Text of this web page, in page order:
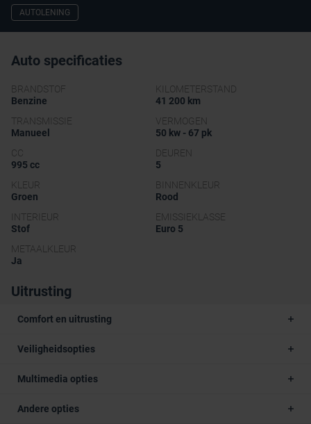
AUTOLENING
Auto specificaties
BRANDSTOF
Benzine
KILOMETERSTAND
41 200 km
TRANSMISSIE
Manueel
VERMOGEN
50 kw - 67 pk
CC
995 cc
DEUREN
5
KLEUR
Groen
BINNENKLEUR
Rood
INTERIEUR
Stof
EMISSIEKLASSE
Euro 5
METAALKLEUR
Ja
Uitrusting
Comfort en uitrusting
Veiligheidsopties
Multimedia opties
Andere opties